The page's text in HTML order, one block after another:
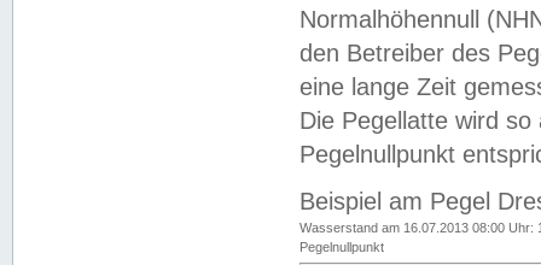
Normalhöhennull
den Betreiber des
eine lange Zeit
Die Pegellatte wird
Pegelnullpunkt
Beispiel am Pegel
Wasserstand am 16.07.2013 08:00 Uhr:
Pegelnullpunkt